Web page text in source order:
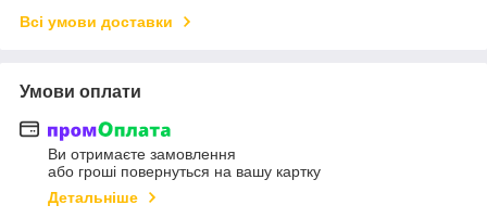
Всі умови доставки
Умови оплати
Ви отримаєте замовлення
або гроші повернуться на вашу картку
Детальніше